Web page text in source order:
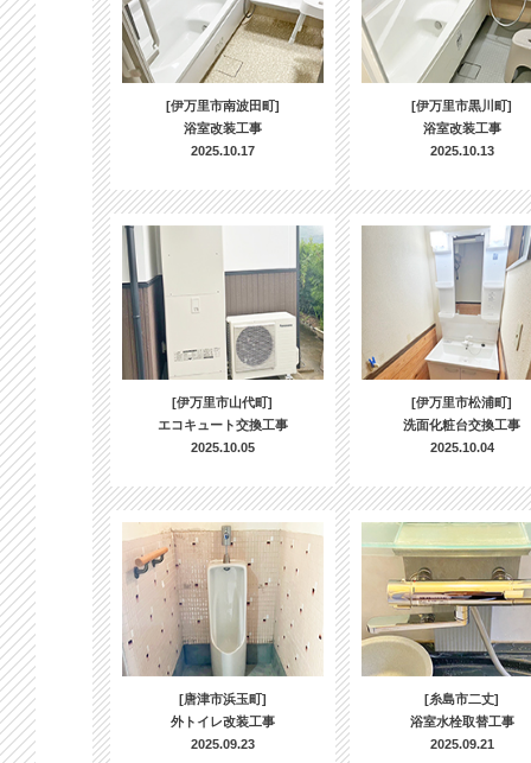
[伊万里市南波田町]
浴室改装工事
2025.10.17
[伊万里市黒川町]
浴室改装工事
2025.10.13
[伊万里市山代町]
エコキュート交換工事
2025.10.05
[伊万里市松浦町]
洗面化粧台交換工事
2025.10.04
[唐津市浜玉町]
外トイレ改装工事
2025.09.23
[糸島市二丈]
浴室水栓取替工事
2025.09.21